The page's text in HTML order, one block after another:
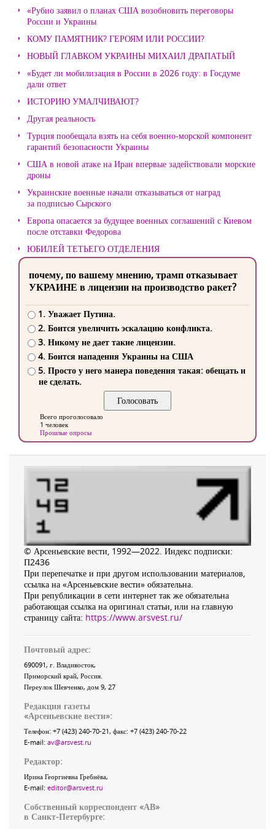
«Рубио заявил о планах США возобновить переговоры
России и Украины
КОМУ ПАМЯТНИК? ГЕРОЯМ ИЛИ РОССИИ?
НОВЫЙ ГЛАВКОМ УКРАИНЫ МИХАИЛ ДРАПАТЫЙ
«Будет ли мобилизация в России в 2026 году: в Госдуме
дали ответ
ИСТОРИЮ УМАЛЧИВАЮТ?
Другая реальность
Турция пообещала взять на себя военно-морской компонент
гарантий безопасности Украины
США в новой атаке на Иран впервые задействовали морские
дроны
Украинские военные начали отказываться от наград
за подписью Сырского
Европа опасается за будущее военных соглашений с Киевом
после отставки Федорова
ЮБИЛЕЙ ТЕТЬЕГО ОТДЕЛЕНИЯ
почему, по вашему мнению, трамп отказывает
УКРАИНЕ в лицензии на производство ракет?
1. Уважает Путина.
2. Боится увеличить эскалацию конфликта.
3. Никому не дает такие лицензии.
4. Боится нападения Украины на США
5. Просто у него манера поведения такая: обещать и
не сделать.
Всего проголосовало
1 человек
Прошлые опросы
© Арсеньевские вести, 1992—2022. Индекс подписки:
П2436
При перепечатке и при другом использовании материалов,
ссылка на «Арсеньевские вести» обязательна.
При републикации в сети интернет так же обязательна
работающая ссылка на оригинал статьи, или на главную
страницу сайта: https://www.arsvest.ru/
Почтовый адрес:
690091, г. Владивосток,
Приморский край, Россия.
Переулок Шевченко, дом 9, 27
Редакция газеты
«Арсеньевские вести»:
Телефон: +7 (423) 240-70-21, факс: +7 (423) 240-70-22
E-mail: av@arsvest.ru
Редактор:
Ирина Георгиевна Гребнёва,
E-mail: editor@arsvest.ru
Собственный корреспондент «АВ»
в Санкт-Петербурге: